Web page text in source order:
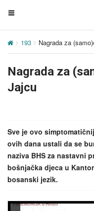
T
g
e
g
a
t
i
o
193 Nagrada za
Nagrada za
Jajcu
Sve je ovo
ovih dana ustali da se
naziva BHS za nastavni
bošnjačka djeca u
bosanski jezik.